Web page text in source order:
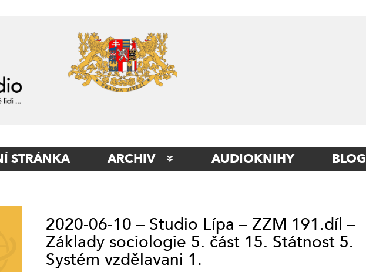
STRÁNKA ARCHIV
STUDIO ITÁLIE
STUDIO KLADNO
AUDIOKNIHY BLOG
2020-06-10 – Studio Lípa – ZZM 191.díl –
Základy sociologie 5. část 15. Státnost 5.
Systém vzdělavani 1.